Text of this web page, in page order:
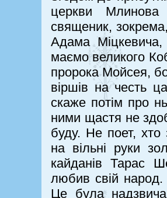
церкви Млинова
священик,
Адама
маємо великого
пророка Мойсея, бо
віршів на честь
скаже потім про
ними щастя не
буду. Не поет, хто
на вільні руки
кайданів Тарас
любив свій
Це була